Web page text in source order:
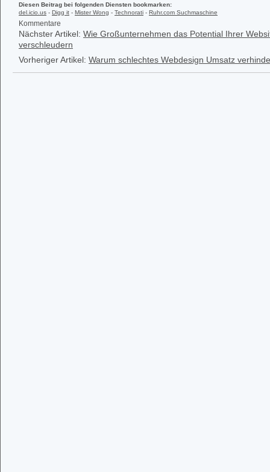
Diesen Beitrag bei folgenden Diensten bookmarken:
del.icio.us - Digg it - Mister Wong - Technorati - Ruhr.com Suchmaschine
Kommentare
Nächster Artikel: Wie Großunternehmen das Potential Ihrer
verschleudern
Vorheriger Artikel: Warum schlechtes Webdesign Umsatz